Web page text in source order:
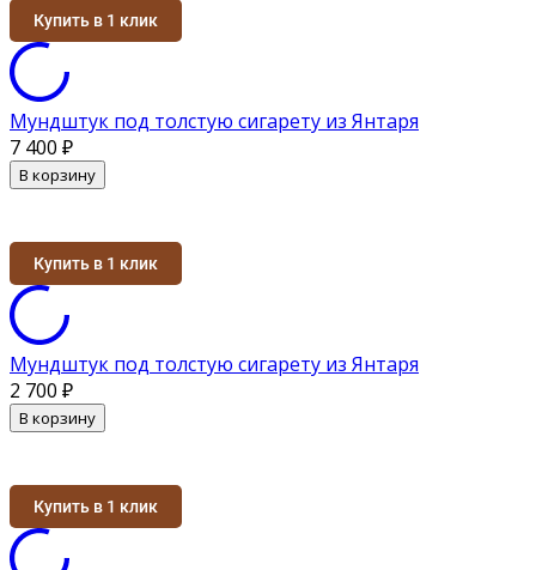
Купить в 1 клик
Мундштук под толстую сигарету из Янтаря
7 400 ₽
В корзину
Купить в 1 клик
Мундштук под толстую сигарету из Янтаря
2 700 ₽
В корзину
Купить в 1 клик